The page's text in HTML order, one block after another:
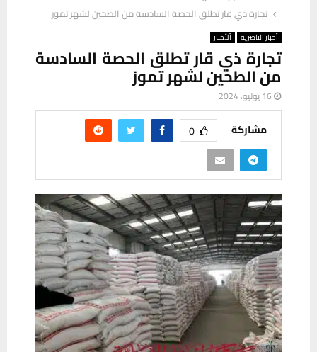
تجارة ذي قار تطلق الحصة السادسة من الطحين لشهر تموز
أخبار الناصرية ألأخبار
تجارة ذي قار تطلق الحصة السادسة
من الطحين لشهر تموز
16 يوليو، 2024
مشاركة 0